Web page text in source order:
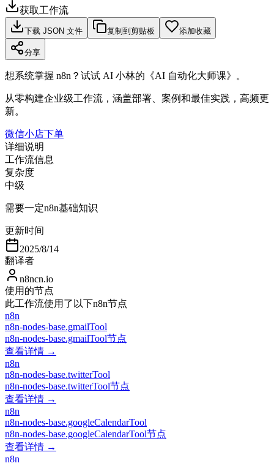
获取工作流
下载 JSON 文件 复制到剪贴板 添加收藏
分享
想系统掌握 n8n？试试 AI 小林的《AI 自动化大师课》。
从零构建企业级工作流，涵盖部署、案例和最佳实践，高频更
新。
微信小店下单
详细说明
工作流信息
复杂度
中级
需要一定n8n基础知识
更新时间
2025/8/14
翻译者
n8ncn.io
使用的节点
此工作流使用了以下n8n节点
n8n
n8n-nodes-base.gmailTool
n8n-nodes-base.gmailTool节点
查看详情 →
n8n
n8n-nodes-base.twitterTool
n8n-nodes-base.twitterTool节点
查看详情 →
n8n
n8n-nodes-base.googleCalendarTool
n8n-nodes-base.googleCalendarTool节点
查看详情 →
n8n